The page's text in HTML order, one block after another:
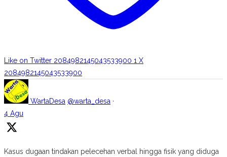
Like on Twitter 2084982145043533900 1 X
2084982145043533900
WartaDesa @warta_desa ·
4 Agu
Kasus dugaan tindakan pelecehan verbal hingga fisik yang diduga